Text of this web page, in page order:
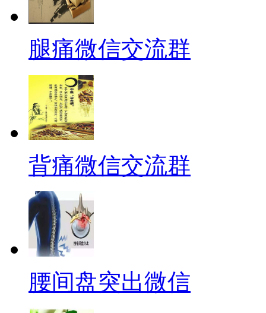
腿痛微信交流群
背痛微信交流群
腰间盘突出微信